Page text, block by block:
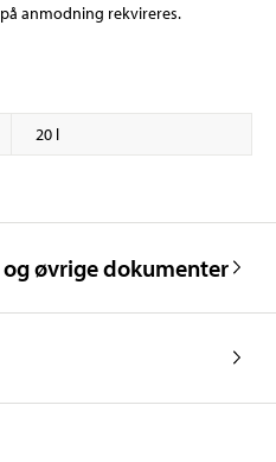
anmodning rekvireres.
20 l
øvrige dokumenter